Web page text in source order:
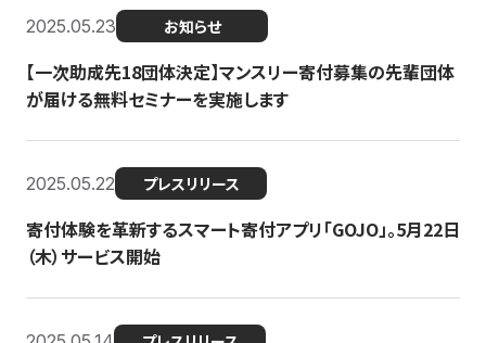
2025.05.23 お知らせ
【一次助成先18団体決定】マンスリー寄付募集の先輩団体
が届ける無料セミナーを実施します
2025.05.22 プレスリリース
寄付体験を革新するスマート寄付アプリ「GOJO」。5月22日
（木）サービス開始